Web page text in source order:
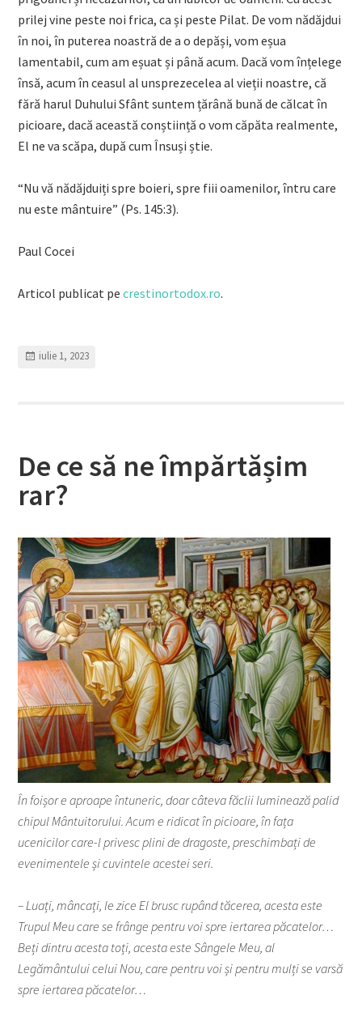
prilej vine peste noi frica, ca și peste Pilat. De vom nădăjdui
în noi, în puterea noastră de a o depăși, vom eșua
lamentabil, cum am eșuat și până acum. Dacă vom înțelege
însă, acum în ceasul al unsprezecelea al vieții noastre, că
fără harul Duhului Sfânt suntem țărână bună de călcat în
picioare, dacă această conștiință o vom căpăta realmente,
El ne va scăpa, după cum Însuși știe.
“Nu vă nădăjduiți spre boieri, spre fiii oamenilor, întru care
nu este mântuire” (Ps. 145:3).
Paul Cocei
Articol publicat pecrestinortodox.ro.
iulie 1, 2023
De ce să ne împărtășim
rar?
În foișor e aproape întuneric, doar câteva făclii luminează palid
chipul Mântuitorului. Acum e ridicat în picioare, în fața
ucenicilor care-l privesc plini de dragoste, preschimbați de
evenimentele și cuvintele acestei seri.
– Luați, mâncați, le zice El brusc rupând tăcerea, acesta este
Trupul Meu care se frânge pentru voi spre iertarea păcatelor…
Beți dintru acesta toți, acesta este Sângele Meu, al
Legământului celui Nou, care pentru voi și pentru mulți se varsă
spre iertarea păcatelor…